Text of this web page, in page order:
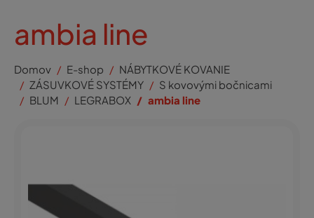
ambia line
Domov E-shop
NÁBYTKOVÉ KOVANIE
ZÁSUVKOVÉ SYSTÉMY
S kovovými bočnicami
BLUM
LEGRABOX ambia line